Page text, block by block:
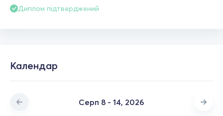
Диплом підтверджений
Календар
Серп 8 - 14, 2026